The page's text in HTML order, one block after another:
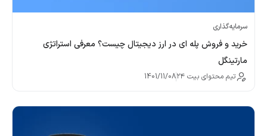
سرمایه‌گذاری
خرید و فروش پله ای در ارز دیجیتال چیست؟ معرفی استراتژی
مارتینگل
تیم محتوای بیت ۲۴ 1401/11/08